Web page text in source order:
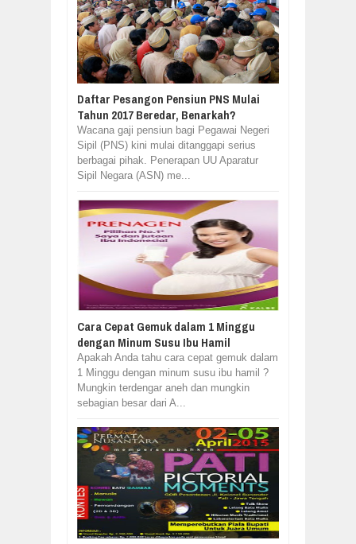
Daftar Pesangon Pensiun PNS Mulai
Tahun 2017 Beredar, Benarkah?
Wacana gaji pensiun bagi Pegawai Negeri
Sipil (PNS) kini mulai ditanggapi serius
berbagai pihak. Penerapan UU Aparatur
Sipil Negara (ASN) me...
Cara Cepat Gemuk dalam 1 Minggu
dengan Minum Susu Ibu Hamil
Apakah Anda tahu cara cepat gemuk dalam
1 Minggu dengan minum susu ibu hamil ?
Mungkin terdengar aneh dan mungkin
sebagian besar dari A...